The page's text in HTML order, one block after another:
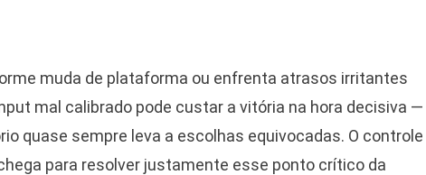
muda de plataforma ou enfrenta atrasos irritantes
mal calibrado pode custar a vitória na hora decisiva —
quase sempre leva a escolhas equivocadas. O controle
para resolver justamente esse ponto crítico da